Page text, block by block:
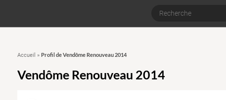
Accueil » Profil de Vendôme Renouveau 2014
Vendôme Renouveau 2014